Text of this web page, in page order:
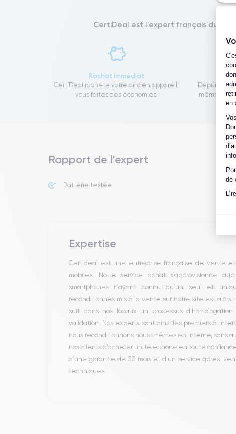
en
de
CertiDeal est l'expert français du
Rachat immédiat
CertiDeal rachète votre ancien appareil,
vous faites des économies.
Depuis 10
même tous
Rapport de l'expert
Batterie testée
Expertise
Certideal est une entreprise française de vente
mobiles. Notre service achat s’approvisionne
smartphones n’ayant connu qu’un seul et
reconditionnés mis à la vente sur notre site est
suit dans nos locaux un processus
validation. Nos experts sont ainsi les premiers à
nous reconditionnons nous-mêmes en interne, sans
nos clients d’acheter un téléphone en toute
d’une garantie de 30 mois et d’un service après-
techniques.